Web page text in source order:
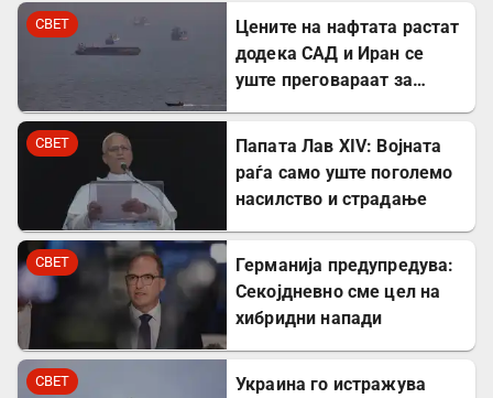
СВЕТ
Цените на нафтата растат
додека САД и Иран се
уште преговараат за
СВЕТ
Папата Лав XIV: Војната
раѓа само уште поголемо
насилство и страдање
СВЕТ
Германија предупредува:
Секојдневно сме цел на
хибридни напади
СВЕТ
Украина го истражува